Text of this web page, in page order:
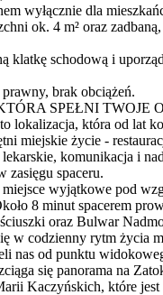
wyłącznie dla
ok. 4 m² oraz
klatkę schodową i
brak obciążeń.
SPEŁNI TWOJE
lokalizacja, która od lat
miejskie życie -
komunikacja i
zasięgu spaceru.
miejsce wyjątkowe pod
8 minut spacerem
oraz Bulwar
w codzienny rytm życia
nas od punktu
się panorama na
Kaczyńskich, które jest